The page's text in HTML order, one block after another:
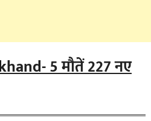
5 मौतें 227 नए